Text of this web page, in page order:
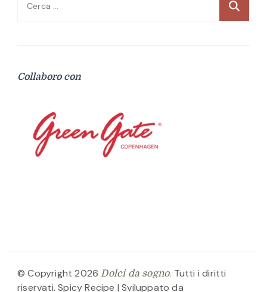
Collaboro con
© Copyright 2026 Dolci da sogno. Tutti i diritti
riservati. Spicy Recipe | Sviluppato da